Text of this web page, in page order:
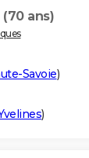
(70 ans)
Savoie)
)